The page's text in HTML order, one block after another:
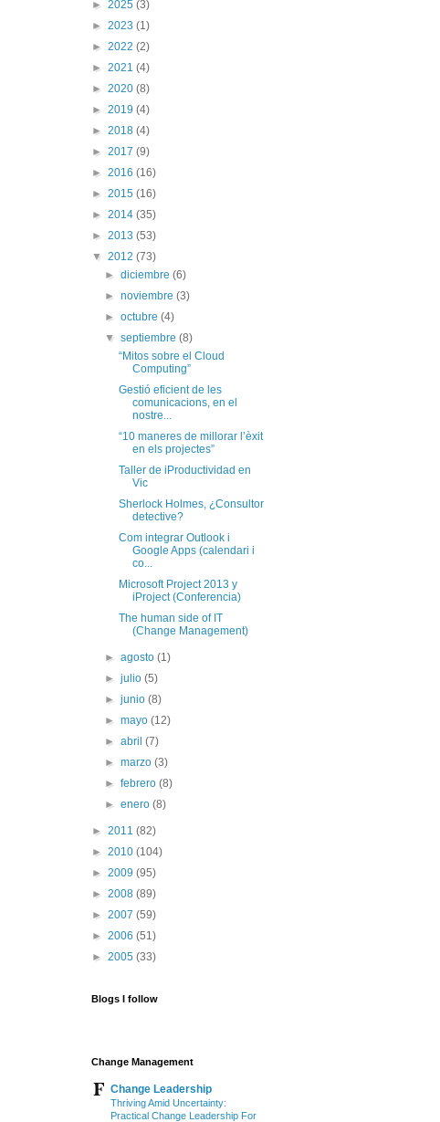
► 2025 (3)
► 2023 (1)
► 2022 (2)
► 2021 (4)
► 2020 (8)
► 2019 (4)
► 2018 (4)
► 2017 (9)
► 2016 (16)
► 2015 (16)
► 2014 (35)
► 2013 (53)
▼ 2012 (73)
►diciembre(6)
►noviembre(3)
►octubre(4)
▼septiembre(8)
“Mitos sobre el Cloud
Computing”
Gestió eficient de les
comunicacions, en el
nostre...
“10 maneres de millorar l’èxit
en els projectes”
Taller de iProductividad en
Vic
Sherlock Holmes, ¿Consultor
detective?
Com integrar Outlook i
Google Apps (calendari i
co...
Microsoft Project 2013 y
iProject (Conferencia)
The human side of IT
(Change Management)
►agosto(1)
►julio(5)
►junio(8)
►mayo(12)
►abril(7)
►marzo(3)
►febrero(8)
►enero(8)
► 2011 (82)
► 2010 (104)
► 2009 (95)
► 2008 (89)
► 2007 (59)
► 2006 (51)
► 2005 (33)
Blogs I follow
Change Management
Change Leadership
Thriving Amid Uncertainty:
Practical Change Leadership For